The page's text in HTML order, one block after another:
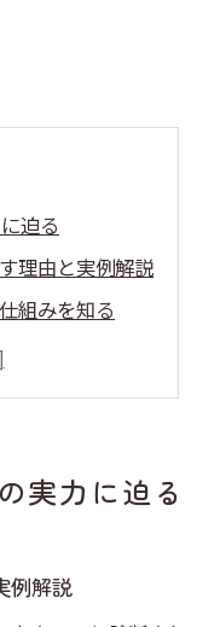
迫る
理由と実例解説
組みを知る
る背景とは
きタイミング
の魅力
出すメカニズム
イントを紹介
実力に迫る
例解説